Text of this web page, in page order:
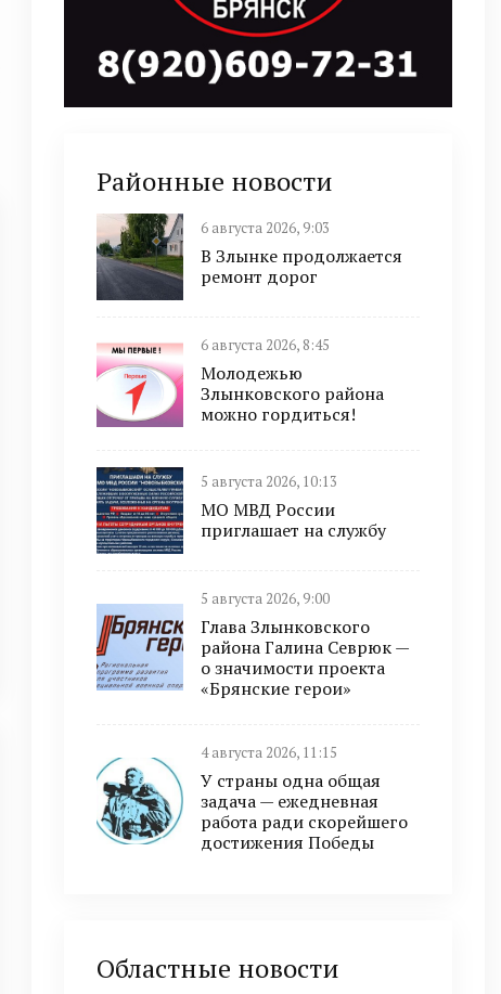
Районные новости
6 августа 2026, 9:03
В Злынке продолжается
ремонт дорог
6 августа 2026, 8:45
Молодежью
Злынковского района
можно гордиться!
5 августа 2026, 10:13
МО МВД России
приглашает на службу
5 августа 2026, 9:00
Глава Злынковского
района Галина Севрюк —
о значимости проекта
«Брянские герои»
4 августа 2026, 11:15
У страны одна общая
задача — ежедневная
работа ради скорейшего
достижения Победы
Областные новости